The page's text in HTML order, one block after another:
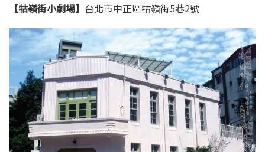
【牯嶺街小劇場】 台北市中正區牯嶺街5巷2號